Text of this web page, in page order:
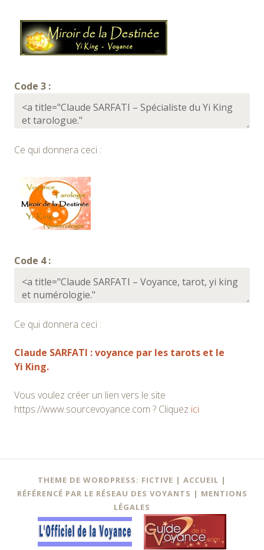
Code 3 :
Ce qui donnera ceci :
Code 4 :
Ce qui donnera ceci :
Claude SARFATI : voyance par les tarots et le
Yi King.
Vous voulez créer un lien vers le site
https://www.sourcevoyance.com ? Cliquez ici
THEME DE WORDPRESS: FICTIVE | ACCUEIL |
RÉFÉRENCÉ PAR LE RÉSEAU DES VOYANTS | MENTIONS
LÉGALES